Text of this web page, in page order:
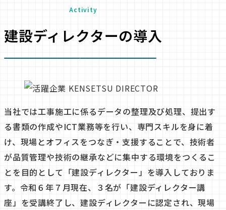
Activity
建設ディレクターの導入
当社では工事施工に係るデータの整理及び処理、提出す
る書類の作成やICT業務等を行い、専門スキルを身に着
け、現場とオフィスをつなぎ・支援することで、技術者
が品質管理や技術の継承などに集中する環境をつくるこ
とを目的として「建設ディレクター」を導入しておりま
す。令和６年７月現在、３名が「建設ディレクター講
座」を受講終了し、建設ディレクターに認定され、現場